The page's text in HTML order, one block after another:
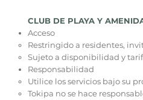
CLUB DE PLAYA Y
Acceso
Restringido a residentes,
Sujeto a disponibilidad y
Responsabilidad
Utilice los servicios bajo su
Tokipa no se hace